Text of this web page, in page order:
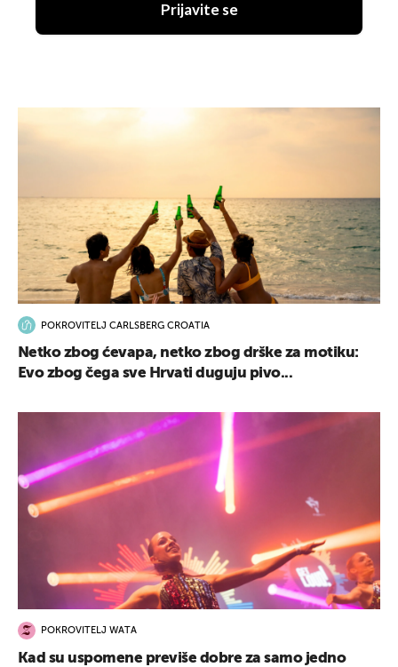
Prijavite se
POKROVITELJ CARLSBERG CROATIA
Netko zbog ćevapa, netko zbog drške za motiku:
Evo zbog čega sve Hrvati duguju pivo...
POKROVITELJ WATA
Kad su uspomene previše dobre za samo jedno